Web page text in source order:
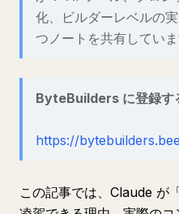
化、ビルダーレベルの
つノートを共有していま
ByteBuilders に登録す
https://
この記事では、Claude が